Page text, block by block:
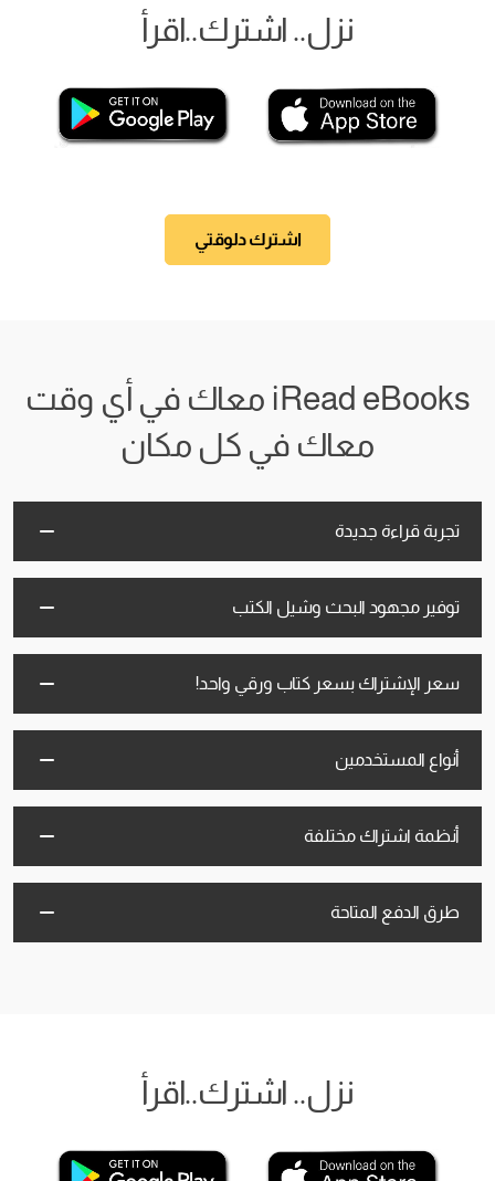
نزل.. اشترك..اقرأ
اشترك دلوقتي
iRead eBooks معاك في أي وقت
معاك في كل مكان
تجربة قراءة جديدة
توفير مجهود البحث وشيل الكتب
سعر الإشتراك بسعر كتاب ورقي واحد!
أنواع المستخدمين
أنظمة اشتراك مختلفة
طرق الدفع المتاحة
نزل.. اشترك..اقرأ